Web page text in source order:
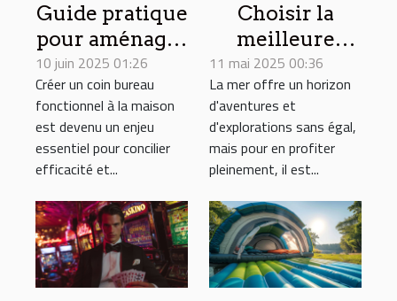
Guide pratique
pour aménager
un coin bureau
fonctionnel à
la maison
10 juin 2025 01:26
Créer un coin bureau
fonctionnel à la maison
est devenu un enjeu
essentiel pour concilier
efficacité et...
Choisir la
meilleure
annexe
gonflable pour
vos aventures
en mer
11 mai 2025 00:36
La mer offre un horizon
d'aventures et
d'explorations sans égal,
mais pour en profiter
pleinement, il est...